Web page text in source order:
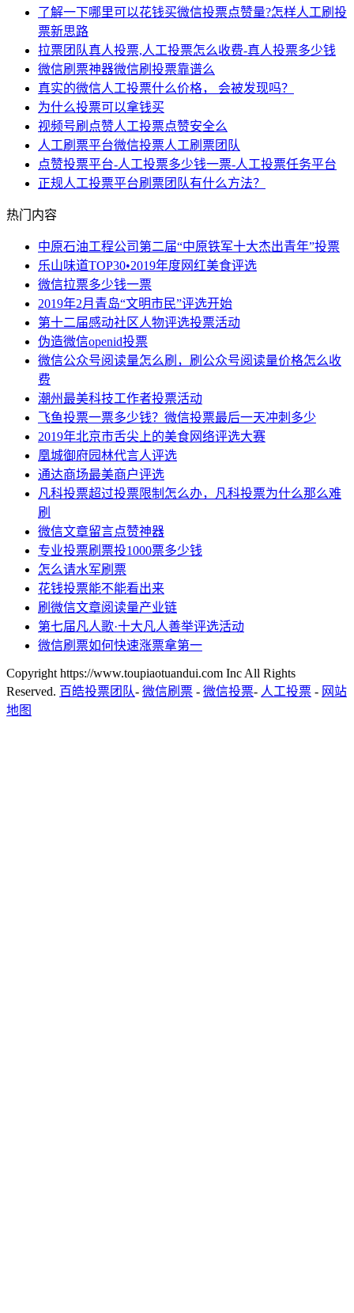
了解一下哪里可以花钱买微信投票点赞量?怎样人工刷投
票新思路
拉票团队真人投票,人工投票怎么收费-真人投票多少钱
微信刷票神器微信刷投票靠谱么
真实的微信人工投票什么价格， 会被发现吗？
为什么投票可以拿钱买
视频号刷点赞人工投票点赞安全么
人工刷票平台微信投票人工刷票团队
点赞投票平台-人工投票多少钱一票-人工投票任务平台
正规人工投票平台刷票团队有什么方法？
热门内容
中原石油工程公司第二届“中原铁军十大杰出青年”投票
乐山味道TOP30•2019年度网红美食评选
微信拉票多少钱一票
2019年2月青岛“文明市民”评选开始
第十二届感动社区人物评选投票活动
伪造微信openid投票
微信公众号阅读量怎么刷，刷公众号阅读量价格怎么收
费
潮州最美科技工作者投票活动
飞鱼投票一票多少钱？微信投票最后一天冲刺多少
2019年北京市舌尖上的美食网络评选大赛
凰城御府园林代言人评选
通达商场最美商户评选
凡科投票超过投票限制怎么办，凡科投票为什么那么难
刷
微信文章留言点赞神器
专业投票刷票投1000票多少钱
怎么请水军刷票
花钱投票能不能看出来
刷微信文章阅读量产业链
第七届凡人歌·十大凡人善举评选活动
微信刷票如何快速涨票拿第一
Copyright https://www.toupiaotuandui.com Inc All Rights
Reserved. 百皓投票团队- 微信刷票 - 微信投票- 人工投票 - 网站
地图